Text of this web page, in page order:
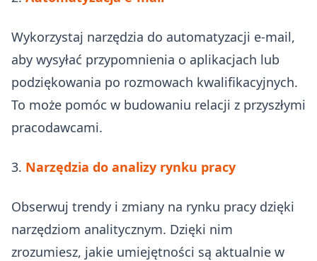
Wykorzystaj narzędzia do automatyzacji e-mail,
aby wysyłać przypomnienia o aplikacjach lub
podziękowania po rozmowach kwalifikacyjnych.
To może pomóc w budowaniu relacji z przyszłymi
pracodawcami.
3. Narzędzia do analizy rynku pracy
Obserwuj trendy i zmiany na rynku pracy dzięki
narzędziom analitycznym. Dzięki nim
zrozumiesz, jakie umiejętności są aktualnie w